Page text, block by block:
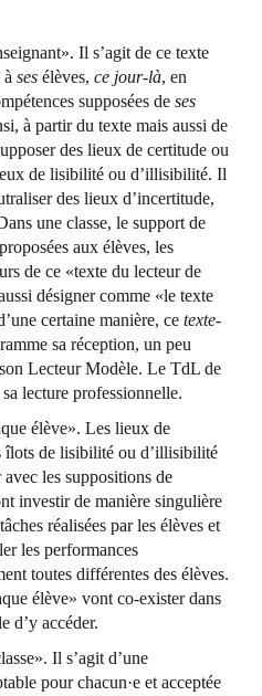
Il s’agit de ce texte
ses élèves, ce jour-là, en
supposées de ses
à partir du texte mais aussi de
des lieux de certitude ou
de lisibilité ou d’illisibilité. Il
des lieux d’incertitude,
une classe, le support de
aux élèves, les
de ce «texte du lecteur de
désigner comme «le texte
certaine manière, ce texte-
sa réception, un peu
Lecteur Modèle. Le TdL de
lecture professionnelle.
élève». Les lieux de
îlots de lisibilité ou d’illisibilité
les suppositions de
investir de manière singulière
réalisées par les élèves et
les performances
toutes différentes des élèves.
élève» vont co-exister dans
d’y accéder.
Il s’agit d’une
pour chacun·e et acceptée